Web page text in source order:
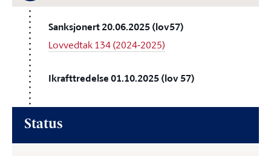
Sanksjonert 20.06.2025 (lov57)
Lovvedtak 134 (2024-2025)
Ikrafttredelse 01.10.2025 (lov 57)
Status